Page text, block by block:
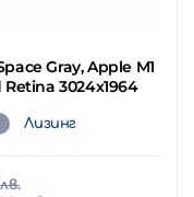
Gray, Apple M1
Retina 3024x1964
Лизинг